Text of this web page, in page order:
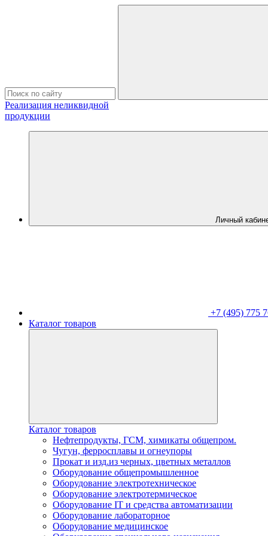
Реализация неликвидной
продукции
Личный
+7 (495) 775
Каталог товаров
Каталог товаров
Нефтепродукты, ГСМ, химикаты общепром.
Чугун, ферросплавы и огнеупоры
Прокат и изд.из черных, цветных металлов
Оборудование общепромышленное
Оборудование электротехническое
Оборудование электротермическое
Оборудование IT и средства автоматизации
Оборудование лабораторное
Оборудование медицинское